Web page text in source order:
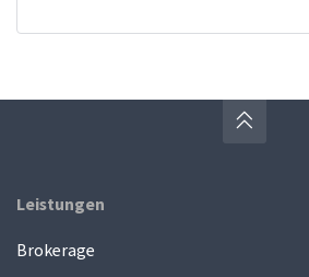
Leistungen
Brokerage